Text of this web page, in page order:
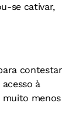
se cativar,
contestar
à
muito menos